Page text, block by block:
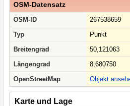
OSM-Datensatz
OSM-ID
267538659
Typ
Punkt
Breitengrad
50,121063
Längengrad
8,680750
OpenStreetMap
Objekt
Karte und Lage